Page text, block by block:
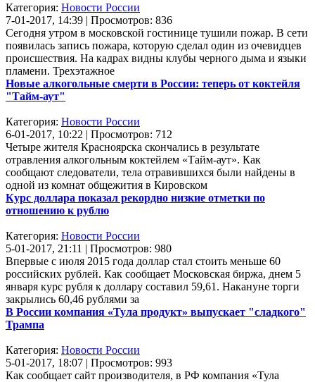
Категория: Новости России
7-01-2017, 14:39 | Просмотров: 836
Сегодня утром в московской гостинице тушили пожар. В сети
появилась запись пожара, которую сделал один из очевидцев
происшествия. На кадрах видны клубы черного дыма и языки
пламени. Трехэтажное
Новые алкогольные смерти в России: теперь от коктейля
"Тайм-аут"
Категория: Новости России
6-01-2017, 10:22 | Просмотров: 712
Четыре жителя Красноярска скончались в результате
отравления алкогольным коктейлем «Тайм-аут». Как
сообщают следователи, тела отравившихся были найдены в
одной из комнат общежития в Кировском
Курс доллара показал рекордно низкие отметки по
отношению к рублю
Категория: Новости России
5-01-2017, 21:11 | Просмотров: 980
Впервые с июля 2015 года доллар стал стоить меньше 60
российских рублей. Как сообщает Московская биржа, днем 5
января курс рубля к доллару составил 59,61. Накануне торги
закрылись 60,46 рублями за
В России компания «Тула продукт» выпускает "сладкого"
Трампа
Категория: Новости России
5-01-2017, 18:07 | Просмотров: 993
Как сообщает сайт производителя, в РФ компания «Тула